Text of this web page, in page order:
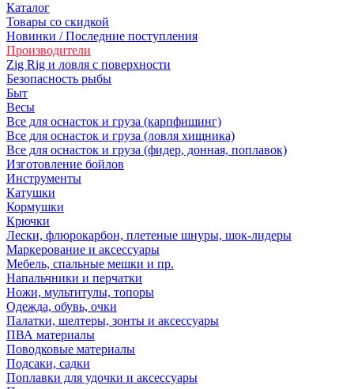
Каталог
Товары со скидкой
Новинки / Последние поступления
Производители
Zig Rig и ловля с поверхности
Безoпасность рыбы
Быт
Весы
Все для оснасток и груза (карпфишинг)
Все для оснасток и груза (ловля хищника)
Все для оснасток и груза (фидер, донная, поплавок)
Изготовление бойлов
Инструменты
Катушки
Кормушки
Крючки
Лески, флюрокарбон, плетеные шнуры, шок-лидеры
Маркерование и аксессуары
Мебель, спальные мешки и пр.
Напальчники и перчатки
Ножи, мультитулы, топоры
Одежда, обувь, очки
Палатки, шелтеры, зонты и аксессуары
ПВА материалы
Поводковые материалы
Подсаки, садки
Поплавки для удочки и аксессуары